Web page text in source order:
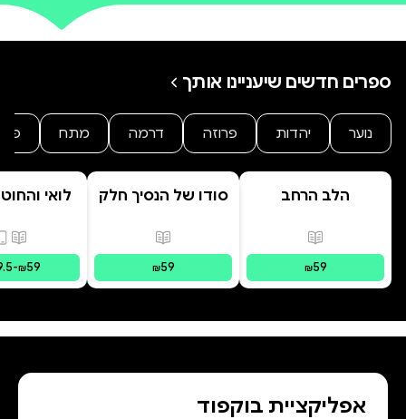
ספרים חדשים שיעניינו אותך
נוער יהדות פרוזה דרמה מתח
הלב הרחב
פורמטים זמינים מודפס
₪59
סודו של הנסיך חלק
הנסתר
פורמטים זמינים
מודפס
₪59
לואי
-₪59
אפליקציית בוקפוד